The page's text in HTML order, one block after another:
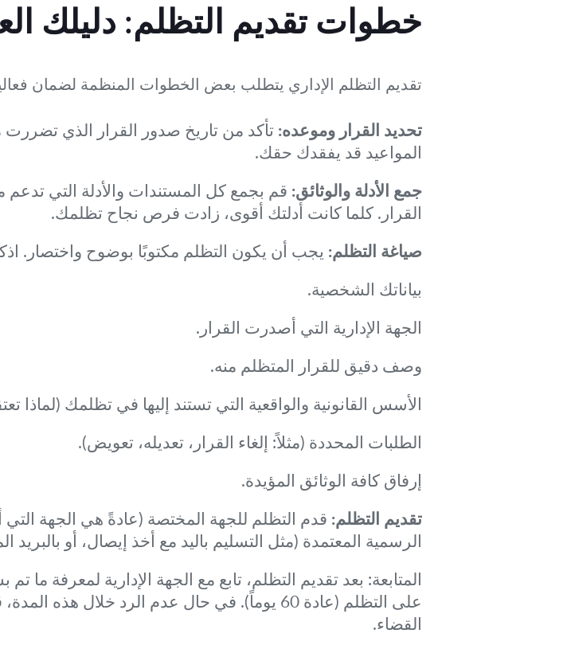
خطوات تقديم التظلم: دليلك
تقديم التظلم الإداري يتطلب بعض الخطوات المنظمة لضمان
تحديد القرار وموعده: تأكد من تاريخ صدور القرار الذي
المواعيد قد يفقدك حقك.
جمع الأدلة والوثائق: قم بجمع كل المستندات والأدلة التي
القرار. كلما كانت أدلتك أقوى، زادت فرص نجاح تظلمك.
صياغة التظلم: يجب أن يكون التظلم مكتوبًا بوضوح واختصار.
بياناتك الشخصية.
الجهة الإدارية التي أصدرت القرار.
وصف دقيق للقرار المتظلم منه.
الأسس القانونية والواقعية التي تستند إليها في تظلمك (لماذا
الطلبات المحددة (مثلاً: إلغاء القرار، تعديله، تعويض).
إرفاق كافة الوثائق المؤيدة.
تقديم التظلم: قدم التظلم للجهة المختصة (عادةً هي الجهة التي
الرسمية المعتمدة (مثل التسليم باليد مع أخذ إيصال، أو
المتابعة: بعد تقديم التظلم، تابع مع الجهة الإدارية لمعرفة ما تم
على التظلم (عادة 60 يوماً). في حال عدم الرد خلال
القضاء.